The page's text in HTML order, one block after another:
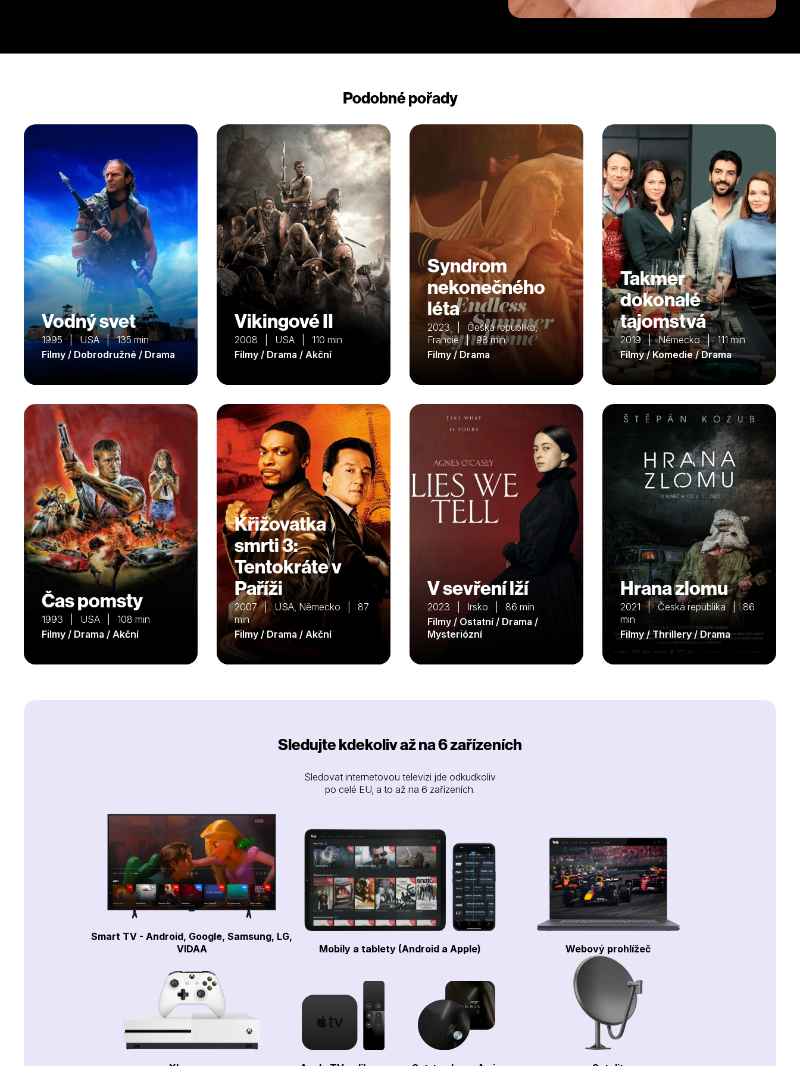
Holloša, architekta Romana Rjachovského a kostýmovej návrhárky Moniky HafsahlovejPodobné pořady
Vodný svet
1995 | USA | 135 min
Filmy / Dobrodružné / Drama
Vikingové II
2008 | USA | 110 min
Filmy / Drama / Akční
Syndrom
nekonečného
léta
2023 | Česká republika,
Francie | 98 min
Filmy / Drama
Takmer
dokonalé
tajomstvá
2019 | Německo | 111 min
Filmy / Komedie / Drama
Čas pomsty
1993 | USA | 108 min
Filmy / Drama / Akční
Křižovatka
smrti 3:
Tentokráte v
Paříži
2007 | USA, Německo | 87
min
Filmy / Drama / Akční
V sevření lží
2023 | Irsko | 86 min
Filmy / Ostatní / Drama /
Mysteriózní
Hrana zlomu
2021 | Česká republika | 86
min
Filmy / Thrillery / Drama
Sledujte kdekoliv až na 6 zařízeních
Sledovat internetovou televizi jde odkudkoliv
po celé EU, a to až na 6 zařízeních.
Smart TV - Android, Google, Samsung, LG,
VIDAA
Mobily a tablety (Android a Apple) Webový prohlížeč